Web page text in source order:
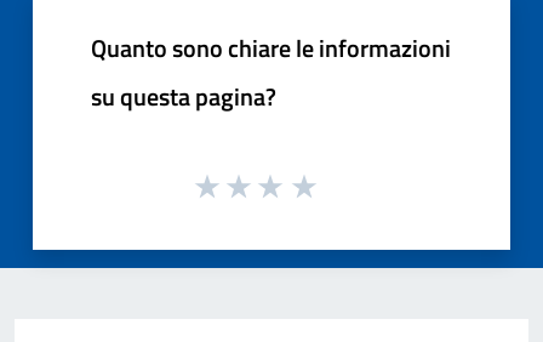
Quanto sono chiare le informazioni
su questa pagina?